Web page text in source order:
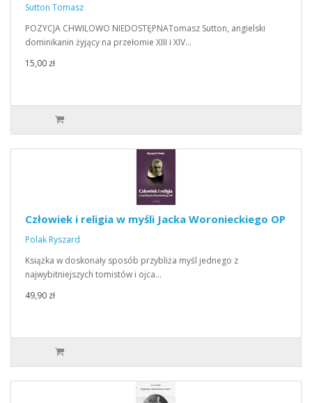
Sutton Tomasz
POZYCJA CHWILOWO NIEDOSTĘPNATomasz Sutton, angielski
dominikanin żyjący na przełomie XIII i XIV…
15,00 zł
Człowiek i religia w myśli Jacka Woronieckiego OP
Polak Ryszard
Książka w doskonały sposób przybliża myśl jednego z
najwybitniejszych tomistów i ojca…
49,90 zł